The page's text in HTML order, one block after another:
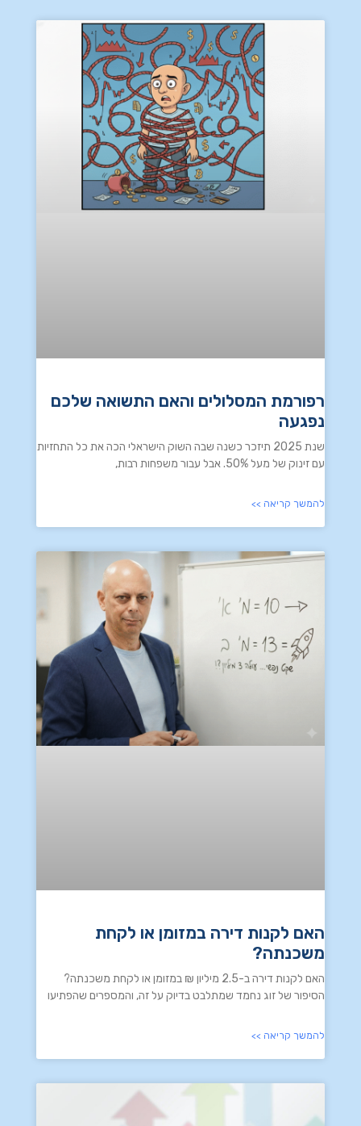
רפורמת המסלולים והאם התשואה שלכם
נפגעה
שנת 2025 תיזכר כשנה שבה השוק הישראלי הכה את כל התחזיות
עם זינוק של מעל 50%. אבל עבור משפחות רבות,
להמשך קריאה >>
האם לקנות דירה במזומן או לקחת
משכנתה?
האם לקנות דירה ב-2.5 מיליון ₪ במזומן או לקחת משכנתה?
הסיפור של זוג נחמד שמתלבט בדיוק על זה, והמספרים שהפתיעו
להמשך קריאה >>